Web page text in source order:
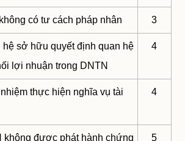
có tư cách pháp nhân 3
sở hữu quyết định quan hệ
lợi nhuận trong DNTN
4
thực hiện nghĩa vụ tài
4
không được phát hành chứng 5